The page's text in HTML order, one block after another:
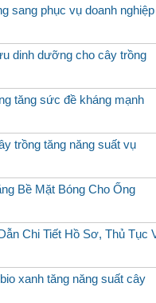
sang phục vụ doanh
dinh dưỡng cho cây trồng
tăng sức đề kháng mạnh
trồng tăng năng suất vụ
Bề Mặt Bóng Cho Ống
Chi Tiết Hồ Sơ, Thủ Tục
xanh tăng năng suất cây